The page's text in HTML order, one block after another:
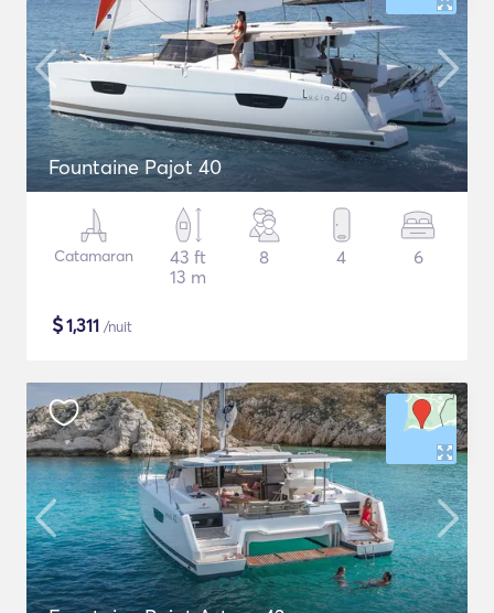
Fountaine Pajot 40
Catamaran
43 ft
13 m
8 4 6
$1,311 /nuit